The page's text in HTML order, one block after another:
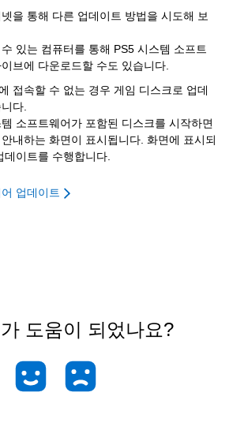
을 통해 다른 업데이트 방법을 시도해 보
있는 컴퓨터를 통해 PS5 시스템 소프트
브에 다운로드할 수도 있습니다.
접속할 수 없는 경우 게임 디스크로 업데
다.
소프트웨어가 포함된 디스크를 시작하면
내하는 화면이 표시됩니다. 화면에 표시되
이트를 수행합니다.
업데이트
도움이 되었나요?